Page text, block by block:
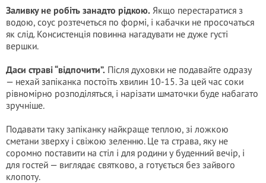
Заливку не робіть занадто рідкою. Якщо перестаратися з
водою, соус розтечеться по формі, і кабачки не просочаться
як слід. Консистенція повинна нагадувати не дуже густі
вершки.
Даси страві “відпочити”. Після духовки не подавайте одразу
— нехай запіканка постоїть хвилин 10-15. За цей час соки
рівномірно розподіляться, і нарізати шматочки буде набагато
зручніше.
Подавати таку запіканку найкраще теплою, зі ложкою
сметани зверху і свіжою зеленню. Це та страва, яку не
соромно поставити на стіл і для родини у буденний вечір, і
для гостей — виглядає святково, а готується без зайвого
клопоту.